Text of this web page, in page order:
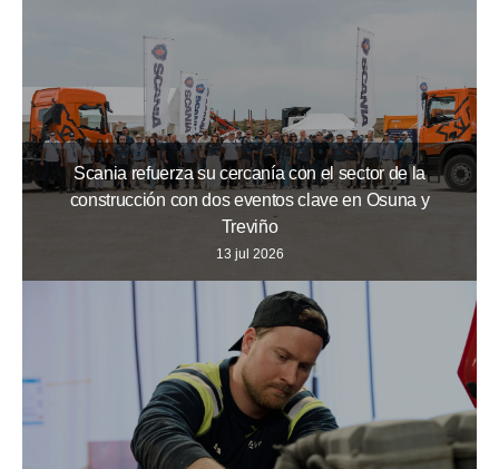
Scania refuerza su cercanía con el sector de la
construcción con dos eventos clave en Osuna y
Treviño
13 jul 2026